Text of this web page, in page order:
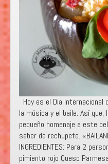
Hoy es el Dia Internacional
la música y el baile. Así que,
pequeño homenaje a este
saber de rechupete.
INGREDIENTES: Para 2
pimiento rojo Queso